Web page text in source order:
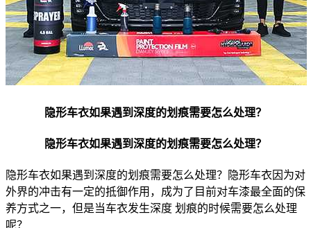
隐形车衣如果遇到深度的划痕需要怎么处理？
隐形车衣如果遇到深度的划痕需要怎么处理？
隐形车衣如果遇到深度的划痕需要怎么处理？隐形车衣因为对
外界的冲击有一定的抵御作用，成为了目前对车漆最全面的保
养方式之一，但是当车衣发生深度 划痕的时候需要怎么处理
呢？